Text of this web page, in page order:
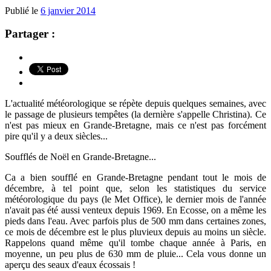
Publié le 6 janvier 2014
Partager :
L'actualité météorologique se répète depuis quelques semaines, avec
le passage de plusieurs tempêtes (la dernière s'appelle Christina). Ce
n'est pas mieux en Grande-Bretagne, mais ce n'est pas forcément
pire qu'il y a deux siècles...
Soufflés de Noël en Grande-Bretagne...
Ca a bien soufflé en Grande-Bretagne pendant tout le mois de
décembre, à tel point que, selon les statistiques du service
météorologique du pays (le Met Office), le dernier mois de l'année
n'avait pas été aussi venteux depuis 1969. En Ecosse, on a même les
pieds dans l'eau. Avec parfois plus de 500 mm dans certaines zones,
ce mois de décembre est le plus pluvieux depuis au moins un siècle.
Rappelons quand même qu'il tombe chaque année à Paris, en
moyenne, un peu plus de 630 mm de pluie... Cela vous donne un
aperçu des seaux d'eaux écossais !